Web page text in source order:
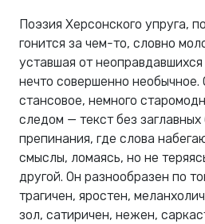
Поэзия Херсонского упруга,
гонится за чем-то, словно
уставшая от
нечто совершенно
стансовое, немного
следом — текст без заглавных
препинания, где слова
смыслы, ломаясь, но не
другой. Он разнообразен по
трагичен, яростен,
зол, сатиричен, нежен,